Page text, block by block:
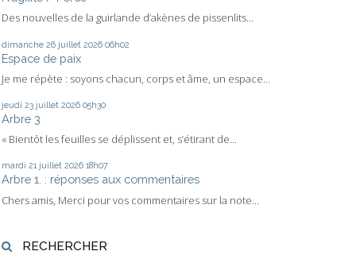
Des nouvelles de la guirlande d’akènes de pissenlits...
dimanche 26 juillet 2026 06h02
Espace de paix
Je me répète : soyons chacun, corps et âme, un espace...
jeudi 23 juillet 2026 05h30
Arbre 3
« Bientôt les feuilles se déplissent et, s’étirant de...
mardi 21 juillet 2026 18h07
Arbre 1. : réponses aux commentaires
Chers amis, Merci pour vos commentaires sur la note...
RECHERCHER